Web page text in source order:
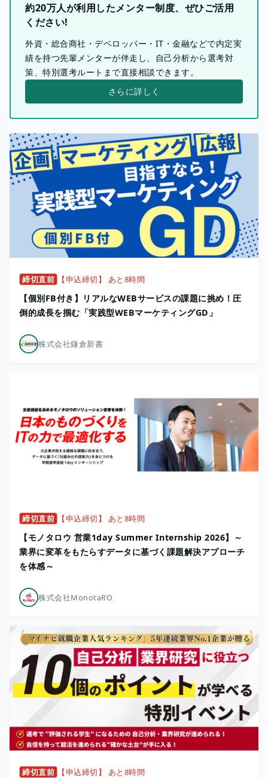
約20万人が利用したメンター制度、ぜひご活用
ください!
外資・総合商社・デベロッパー・IT・金融などで内定実
績を持つ先輩メンターが伴走し、自己分析から選考対
策、特別選考ルートまで直接相談できます。
さらに詳しく
締切直前 【申込締切】 あと8時間
【個別FB付き】リアルなWEBサービスの課題に挑め！圧
倒的成長を掴む「実践型WEBマーケティングGD」
株式会社鎌倉新書
締切直前 【申込締切】 あと8時間
【モノタロウ 営業1day Summer Internship 2026】～
業界に変革をもたらすデータに基づく課題解決アプローチ
を体感～
株式会社MonotaRO
締切直前 【申込締切】 あと8時間